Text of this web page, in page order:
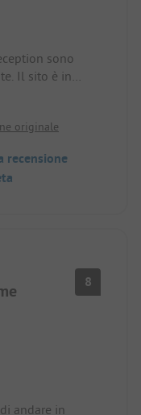
sono
Il sito è in
molto ben
ma
raccomandare,
è fresco e
originale
recensione
8
andare in